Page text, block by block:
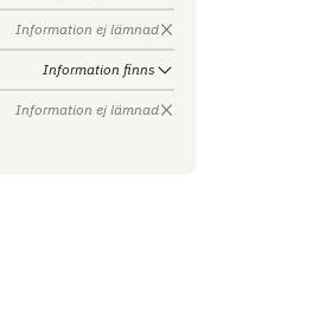
Information ej lämnad
Information finns
Information ej lämnad